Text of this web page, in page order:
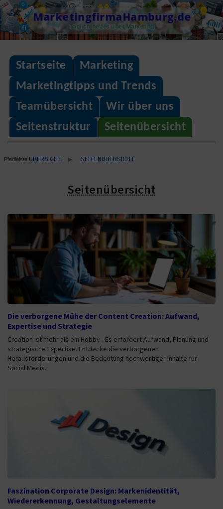
Skip
to
content
MarketingfirmaHamburg.de
Täglich neues über Marketing
Startseite
Marketing
Marketingtipps und Trends
Teamübersicht
Wir über uns
Seitenstruktur
Seitenübersicht
Pfadleiste ÜBERSICHT ▶ SEITENÜBERSICHT
Seitenübersicht
Die verborgene Mühe der Content Creation: Aufwand,
Expertise und Strategie
Creation ist mehr als ein Hobby - Es erfordert Aufwand, Planung und
strategische Expertise. Entdecke die verborgenen
Herausforderungen und die Bedeutung hochwertiger Inhalte für
Social Media.
Faszination Corporate Design: Markenidentität,
Wiedererkennung, Gestaltungselemente